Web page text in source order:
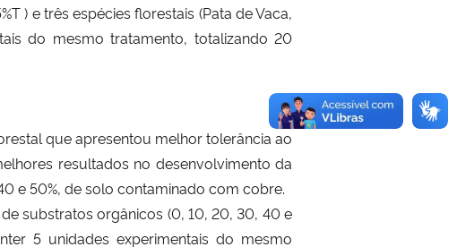
) e três espécies florestais (Pata de Vaca,
do mesmo tratamento, totalizando 20
que apresentou melhor tolerância ao
resultados no desenvolvimento da
e 50%, de solo contaminado com cobre.
substratos orgânicos (0, 10, 20, 30, 40 e
5 unidades experimentais do mesmo